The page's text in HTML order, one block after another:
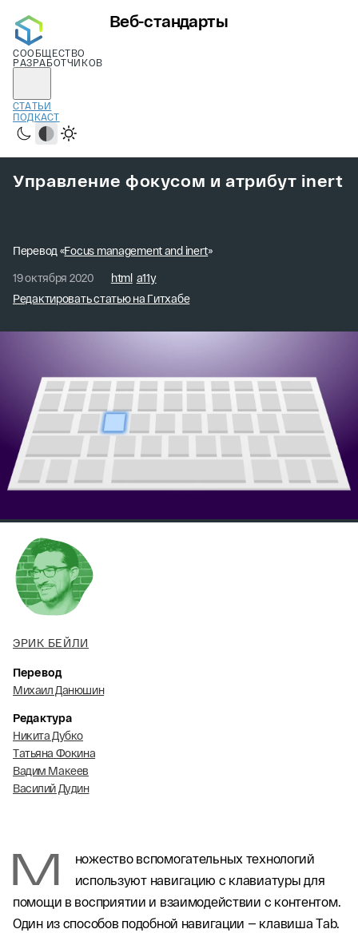
Веб-стандарты
СООБЩЕСТВО
РАЗРАБОТЧИКОВ
СТАТЬИ
ПОДКАСТ
Управление фокусом и атрибут inert
Перевод «Focus management and inert»
19 октября 2020
html a11y
Редактировать статью на Гитхабе
ЭРИК БЕЙЛИ
Перевод
Михаил Данюшин
Редактура
Никита Дубко
Татьяна Фокина
Вадим Макеев
Василий Дудин
М
ножество вспомогательных технологий
используют навигацию с клавиатуры для
помощи в восприятии и взаимодействии с контентом.
Один из способов подобной навигации — клавиша Tab.